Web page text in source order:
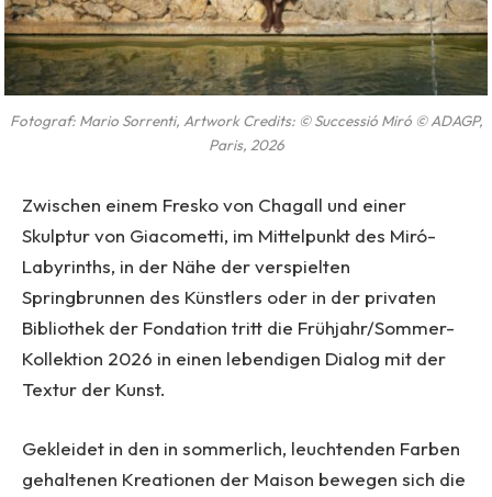
Fotograf: Mario Sorrenti, Artwork Credits: ©️ Successió Miró ©️ ADAGP,
Paris, 2026
Zwischen einem Fresko von Chagall und einer
Skulptur von Giacometti, im Mittelpunkt des Miró-
Labyrinths, in der Nähe der verspielten
Springbrunnen des Künstlers oder in der privaten
Bibliothek der Fondation tritt die Frühjahr/Sommer-
Kollektion 2026 in einen lebendigen Dialog mit der
Textur der Kunst.
Gekleidet in den in sommerlich, leuchtenden Farben
gehaltenen Kreationen der Maison bewegen sich die